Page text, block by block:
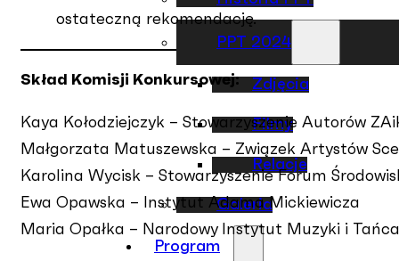
PPT 2024
Zdjęcia
Filmy
Relacje
Galeria
Program
ostateczną rekomendację.
Skład Komisji Konkursowej:
Kaya Kołodziejczyk – Stowarzyszenie Autorów
Małgorzata Matuszewska – Związek Artystów
Karolina Wycisk – Stowarzyszenie Forum
Ewa Opawska – Instytut Adama Mickiewicza
Maria Opałka – Narodowy Instytut Muzyki i Tańca